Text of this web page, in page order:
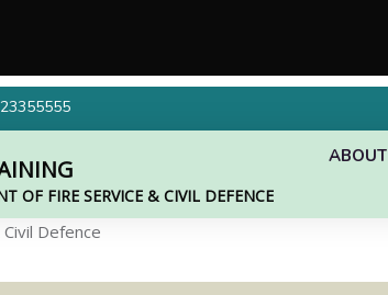
OF FIRE SERVICE & CIVIL DEFENCE
ABOUT
Defence